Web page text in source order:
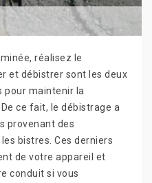
réalisez le
et débistrer sont les deux
pour maintenir la
ce fait, le débistrage a
provenant des
bistres. Ces derniers
de votre appareil et
conduit si vous